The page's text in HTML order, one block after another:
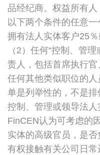
品经纪商。权益所有
以下两个条件的任意
拥有法人实体客户25
（2）任何“控制、管
责人，包括首席执行
任何其他类似职位的人
单是列举性的，不是
控制、管理或领导法人
FinCEN认为可考虑的
实体的高级官员，是
有权接触有关公司日常